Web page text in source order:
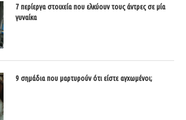
7 περίεργα στοιχεία που ελκύουν τους άντρες σε μία
γυναίκα
9 σημάδια που μαρτυρούν ότι είστε αγχωμένοι;